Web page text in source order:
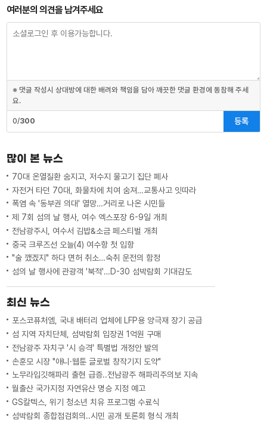
여러분의 의견을 남겨주세요
※ 댓글 작성시 상대방에 대한 배려와 책임을 담아 깨끗한 댓글 환경에 동참해 주세
요.
0/300 등록
많이 본 뉴스
70대 온열질환 숨지고, 저수지 물고기 집단 폐사
자전거 타던 70대, 화물차에 치여 숨져…교통사고 잇따라
폭염 속 '동부권 의대' 열망…거리로 나온 시민들
제 7회 섬의 날 행사, 여수 엑스포장 6-9일 개최
전남광주시, 여수서 김밥&소금 페스티벌 개최
중국 크루즈선 오늘(4) 여수항 첫 입항
"술 깼겠지" 하다 면허 취소…숙취 운전의 함정
섬의 날 행사에 관광객 '북적'…D-30 섬박람회 기대감도
최신 뉴스
포스코퓨처엠, 국내 배터리 업체에 LFP용 양극재 장기 공급
섬 지역 자치단체, 섬박람회 입장권 1억원 구매
전남광주 자치구 '시 승격' 특별법 개정안 발의
손훈모 시장 "애니·웹툰 글로벌 창작기지 도약"
노무라입깃해파리 출현 급증..전남광주 해파리주의보 지속
월출산 국가지정 자연유산 명승 지정 예고
GS칼텍스, 위기 청소년 치유 프로그램 수료식
섬박람회 종합점검회의..시민 공개 토론회 형식 개최